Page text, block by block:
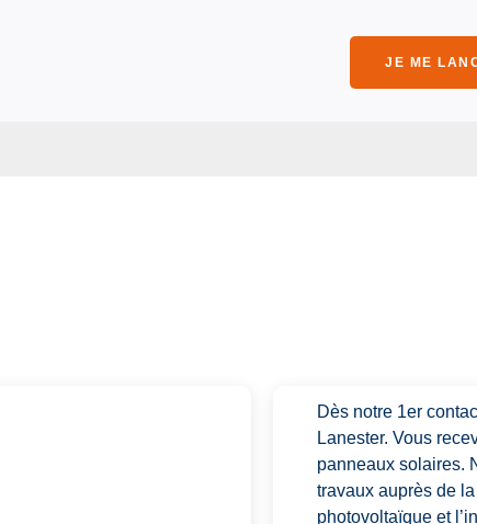
JE ME
Dès notre 1er
Lanester. Vous
panneaux solaires.
travaux auprès de
photovoltaïque et